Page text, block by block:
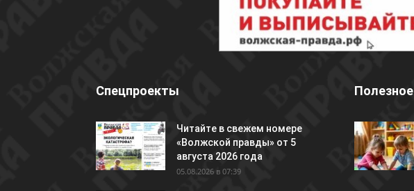
Спецпроекты
Читайте в свежем номере
«Волжской правды» от 5
августа 2026 года
05.08.2026 в 07:39
Полезное